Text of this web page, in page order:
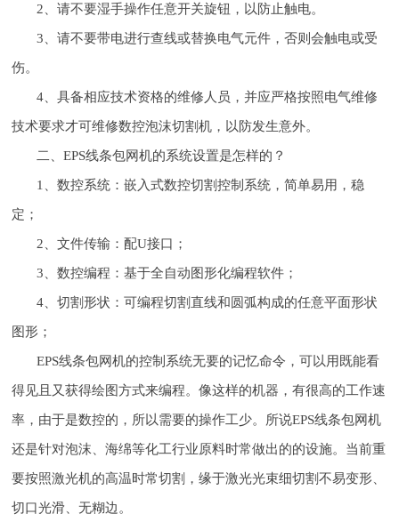
2、请不要湿手操作任意开关旋钮，以防止触电。
3、请不要带电进行查线或替换电气元件，否则会触电或受
伤。
4、具备相应技术资格的维修人员，并应严格按照电气维修
技术要求才可维修数控泡沫切割机，以防发生意外。
二、EPS线条包网机的系统设置是怎样的？
1、数控系统：嵌入式数控切割控制系统，简单易用，稳
定；
2、文件传输：配U接口；
3、数控编程：基于全自动图形化编程软件；
4、切割形状：可编程切割直线和圆弧构成的任意平面形状
图形；
EPS线条包网机的控制系统无要的记忆命令，可以用既能看
得见且又获得绘图方式来编程。像这样的机器，有很高的工作速
率，由于是数控的，所以需要的操作工少。所说EPS线条包网机
还是针对泡沫、海绵等化工行业原料时常做出的的设施。当前重
要按照激光机的高温时常切割，缘于激光光束细切割不易变形、
切口光滑、无糊边。